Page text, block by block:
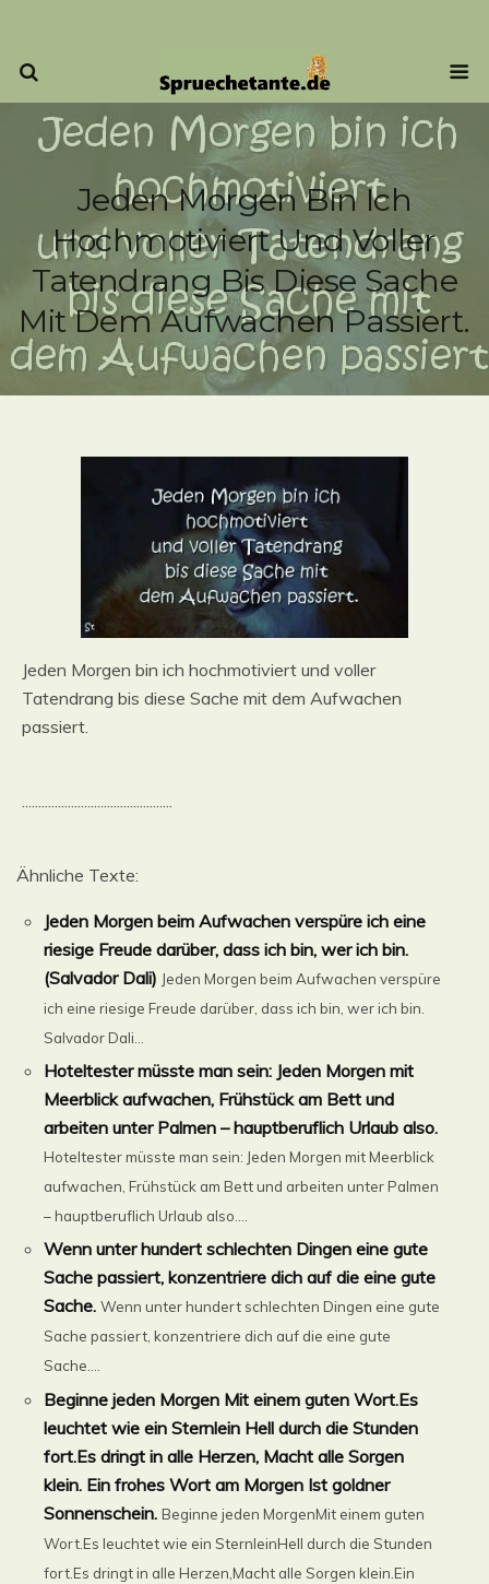
Jeden Morgen Bin Ich
Hochmotiviert Und Voller
Tatendrang Bis Diese Sache
Mit Dem Aufwachen Passiert.
Jeden Morgen bin ich hochmotiviert und voller
Tatendrang bis diese Sache mit dem Aufwachen
passiert.
Ähnliche Texte:
Jeden Morgen beim Aufwachen verspüre ich eine
riesige Freude darüber, dass ich bin, wer ich bin.
(Salvador Dali) Jeden Morgen beim Aufwachen verspüre
ich eine riesige Freude darüber, dass ich bin, wer ich bin.
Salvador Dali...
Hoteltester müsste man sein: Jeden Morgen mit
Meerblick aufwachen, Frühstück am Bett und
arbeiten unter Palmen – hauptberuflich Urlaub also.
Hoteltester müsste man sein: Jeden Morgen mit Meerblick
aufwachen, Frühstück am Bett und arbeiten unter Palmen
– hauptberuflich Urlaub also....
Wenn unter hundert schlechten Dingen eine gute
Sache passiert, konzentriere dich auf die eine gute
Sache. Wenn unter hundert schlechten Dingen eine gute
Sache passiert, konzentriere dich auf die eine gute
Sache....
Beginne jeden Morgen Mit einem guten Wort.Es
leuchtet wie ein Sternlein Hell durch die Stunden
fort.Es dringt in alle Herzen, Macht alle Sorgen
klein. Ein frohes Wort am Morgen Ist goldner
Sonnenschein. Beginne jeden MorgenMit einem guten
Wort.Es leuchtet wie ein SternleinHell durch die Stunden
fort.Es dringt in alle Herzen,Macht alle Sorgen klein.Ein